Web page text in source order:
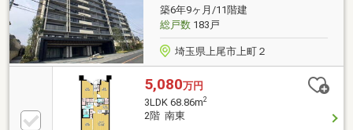
築6年9ヶ月/11階建
総戸数183戸
埼玉県上尾市上町２
5,080万円
3LDK 68.86m2
2階 南東